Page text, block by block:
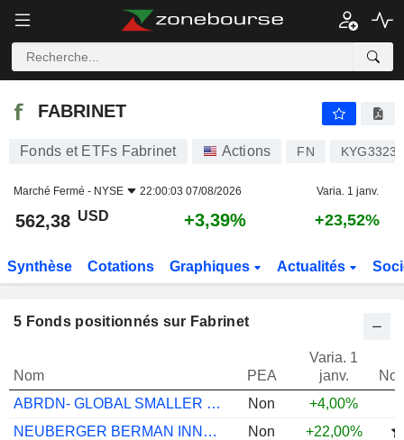
FABRINET
FABRINET
Fonds et ETFs Fabrinet Actions FN
Marché Fermé - NYSE 22:00:03 07/08/2026 Varia. 1 janv.
562,38 USD +3,39% +23,52%
Synthèse Cotations Graphiques Actualités
5 Fonds positionnés sur Fabrinet
Nom PEA
Varia. 1
janv.
ABRDN- GLOBAL SMALLER COMP D ACC EUR
Non
+4,00%
NEUBERGER BERMAN INNOVASIA 5G EUR M ACC
Non
+22,00%